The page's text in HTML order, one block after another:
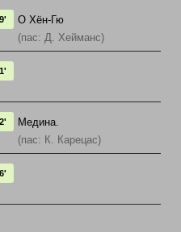
О Хён-Гю
(пас: Д. Хейманс)
Медина.
(пас: К. Карецас)